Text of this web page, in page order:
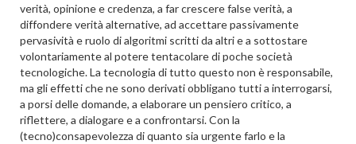
verità, opinione e credenza, a far crescere false verità, a
diffondere verità alternative, ad accettare passivamente
pervasività e ruolo di algoritmi scritti da altri e a sottostare
volontariamente al potere tentacolare di poche società
tecnologiche. La tecnologia di tutto questo non è responsabile,
ma gli effetti che ne sono derivati obbligano tutti a interrogarsi,
a porsi delle domande, a elaborare un pensiero critico, a
riflettere, a dialogare e a confrontarsi. Con la
(tecno)consapevolezza di quanto sia urgente farlo e la